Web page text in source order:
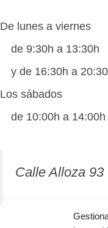
De lunes a viernes
de 9:30h a 13:30h
y de 16:30h a
Los sábados
de 10:00h a 14:00h
Calle Alloza 93
12001